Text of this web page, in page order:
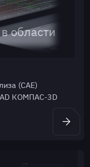
области
(CAE)
КОМПАС-3D